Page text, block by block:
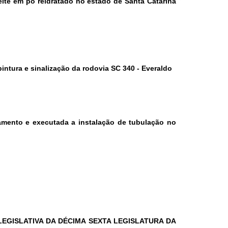
e sinalização da rodovia SC 340 - Everaldo
e executada a instalação de tubulação no
DA DÉCIMA SEXTA LEGISLATURA DA